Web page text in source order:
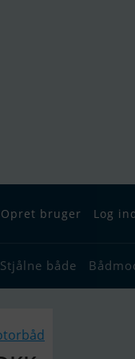
Opret bruger Log
Stjålne både